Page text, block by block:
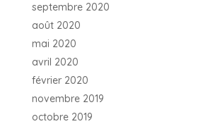
septembre 2020
août 2020
mai 2020
avril 2020
février 2020
novembre 2019
octobre 2019